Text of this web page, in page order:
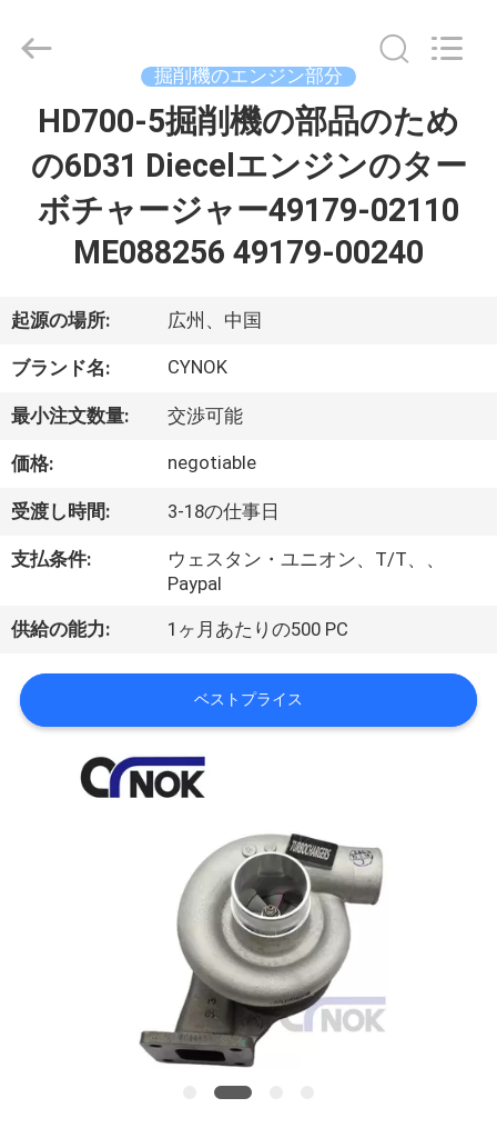
ク
ト
私
達
に
い
て
2021
Chuangyu
Industrial
掘削機のエンジン部分
HD700-5掘削機の部品のため
の6D31 Diecelエンジンのター
ボチャージャー49179-02110
ME088256 49179-00240
起源の場所: 広州、中国
ブランド名: CYNOK
最小注文数量: 交渉可能
価格: negotiable
受渡し時間: 3-18の仕事日
支払条件:
ウェスタン・ユニオン、T/T、、
Paypal
供給の能力: 1ヶ月あたりの500 PC
ベストプライス